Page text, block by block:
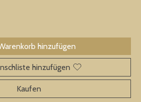
hinzufügen
hinzufügen
Kaufen